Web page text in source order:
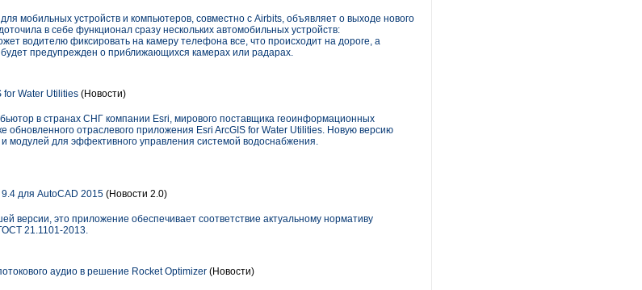
мобильных устройств и компьютеров, совместно с Airbits, объявляет о выходе нового
в себе функционал сразу нескольких автомобильных устройств:
водителю фиксировать на камеру телефона все, что происходит на дороге, а
предупрежден о приближающихся камерах или радарах.
for Water Utilities (Новости)
в странах СНГ компании Esri, мирового поставщика геоинформационных
обновленного отраслевого приложения Esri ArcGIS for Water Utilities. Новую версию
модулей для эффективного управления системой водоснабжения.
для AutoCAD 2015 (Новости 2.0)
версии, это приложение обеспечивает соответствие актуальному нормативу
21.1101-2013.
аудио в решение Rocket Optimizer (Новости)